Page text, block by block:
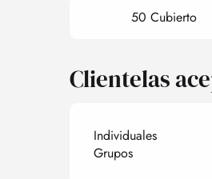
50 Cubierto
Clientelas
Individuales
Grupos